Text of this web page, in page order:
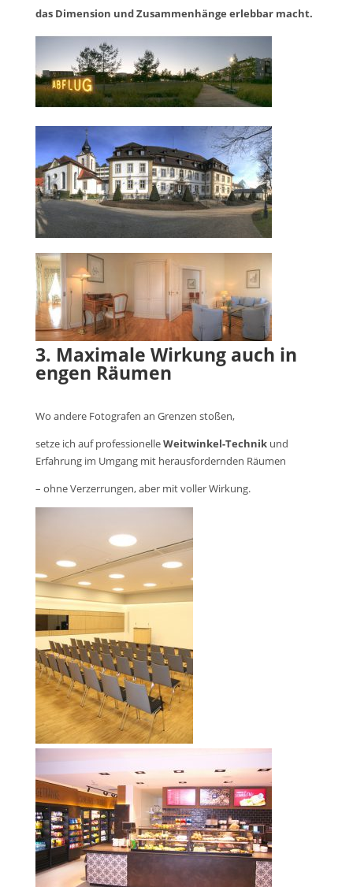
das Dimension und Zusammenhänge erlebbar macht.
3. Maximale Wirkung auch in
engen Räumen
Wo andere Fotografen an Grenzen stoßen,
setze ich auf professionelleWeitwinkel-Technikund
Erfahrung im Umgang mit herausfordernden Räumen
– ohne Verzerrungen, aber mit voller Wirkung.